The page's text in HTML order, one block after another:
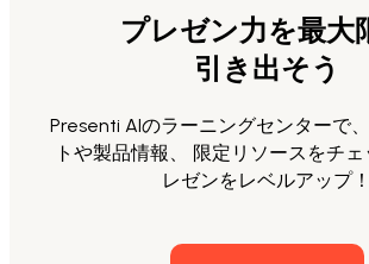
プレゼン力を最大
引き出そう
Presenti AIのラーニングセンターで
トや製品情報、 限定リソースをチ
レゼンをレベルアップ！